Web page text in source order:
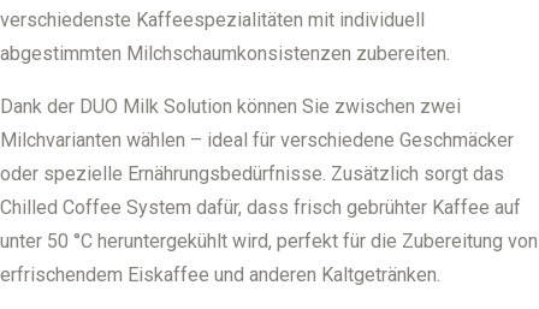
verschiedenste Kaffeespezialitäten mit individuell
abgestimmten Milchschaumkonsistenzen zubereiten.
Dank der DUO Milk Solution können Sie zwischen zwei
Milchvarianten wählen – ideal für verschiedene Geschmäcker
oder spezielle Ernährungsbedürfnisse. Zusätzlich sorgt das
Chilled Coffee System dafür, dass frisch gebrühter Kaffee auf
unter 50 °C heruntergekühlt wird, perfekt für die Zubereitung von
erfrischendem Eiskaffee und anderen Kaltgetränken.